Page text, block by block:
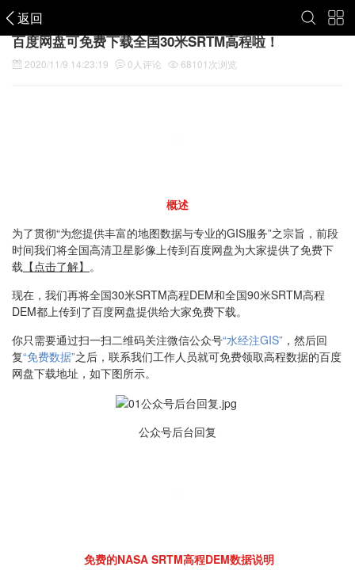
返回
百度网盘可免费下载全国30米SRTM高程啦！
2020/11/9 14:23:19 0 人评论 68101 次浏览
概述
为了贯彻“为您提供丰富的地图数据与专业的GIS服务”之宗旨，前段
时间我们将全国高清卫星影像上传到百度网盘为大家提供了免费下
载 【点击了解】 。
现在，我们再将全国30米SRTM高程DEM和全国90米SRTM高程
DEM都上传到了百度网盘提供给大家免费下载。
你只需要通过扫一扫二维码关注微信公众号“水经注GIS” ，然后回
复“免费数据”之后，联系我们工作人员就可免费领取高程数据的百度
网盘下载地址，如下图所示。
公众号后台回复
免费的NASA SRTM高程DEM数据说明